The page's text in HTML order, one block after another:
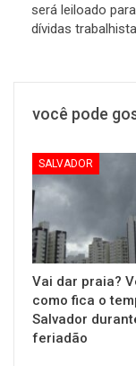
será leiloado
dívidas
você pode
SALVADOR
Vai dar praia?
como fica o
Salvador
feriadão